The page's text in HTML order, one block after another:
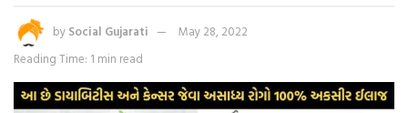
by Social Gujarati
May 28, 2022
Reading Time: 1 min read